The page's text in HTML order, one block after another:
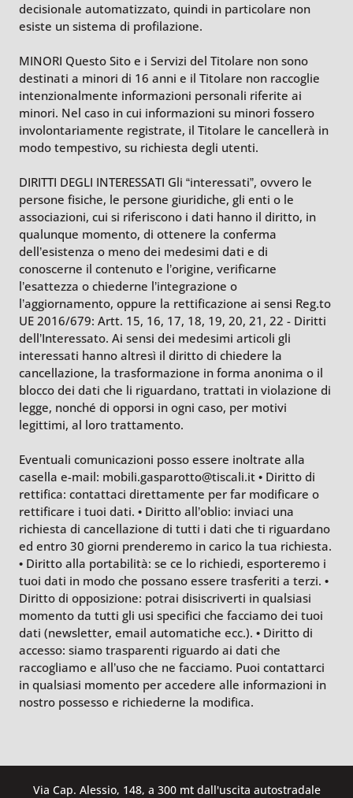
decisionale automatizzato, quindi in particolare non
esiste un sistema di profilazione.
MINORI Questo Sito e i Servizi del Titolare non sono
destinati a minori di 16 anni e il Titolare non raccoglie
intenzionalmente informazioni personali riferite ai
minori. Nel caso in cui informazioni su minori fossero
involontariamente registrate, il Titolare le cancellerà in
modo tempestivo, su richiesta degli utenti.
DIRITTI DEGLI INTERESSATI Gli “interessati”, ovvero le
persone fisiche, le persone giuridiche, gli enti o le
associazioni, cui si riferiscono i dati hanno il diritto, in
qualunque momento, di ottenere la conferma
dell’esistenza o meno dei medesimi dati e di
conoscerne il contenuto e l’origine, verificarne
l’esattezza o chiederne l’integrazione o
l’aggiornamento, oppure la rettificazione ai sensi Reg.to
UE 2016/679: Artt. 15, 16, 17, 18, 19, 20, 21, 22 - Diritti
dell’Interessato. Ai sensi dei medesimi articoli gli
interessati hanno altresì il diritto di chiedere la
cancellazione, la trasformazione in forma anonima o il
blocco dei dati che li riguardano, trattati in violazione di
legge, nonché di opporsi in ogni caso, per motivi
legittimi, al loro trattamento.
Eventuali comunicazioni posso essere inoltrate alla
casella e-mail: mobili.gasparotto@tiscali.it • Diritto di
rettifica: contattaci direttamente per far modificare o
rettificare i tuoi dati. • Diritto all’oblio: inviaci una
richiesta di cancellazione di tutti i dati che ti riguardano
ed entro 30 giorni prenderemo in carico la tua richiesta.
• Diritto alla portabilità: se ce lo richiedi, esporteremo i
tuoi dati in modo che possano essere trasferiti a terzi. •
Diritto di opposizione: potrai disiscriverti in qualsiasi
momento da tutti gli usi specifici che facciamo dei tuoi
dati (newsletter, email automatiche ecc.). • Diritto di
accesso: siamo trasparenti riguardo ai dati che
raccogliamo e all’uso che ne facciamo. Puoi contattarci
in qualsiasi momento per accedere alle informazioni in
nostro possesso e richiederne la modifica.
Via Cap. Alessio, 148, a 300 mt dall'uscita autostradale